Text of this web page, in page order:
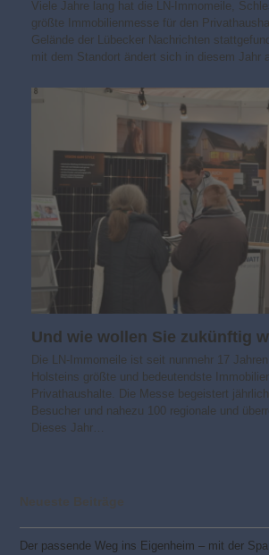
Viele Jahre lang hat die LN-Immomeile,
größte Immobilienmesse für den
Gelände der Lübecker Nachrichten
mit dem Standort ändert sich in diesem Jahr
Und wie wollen Sie zukünftig
Die LN-Immomeile ist seit nunmehr 17
Holsteins größte und bedeutendste
Privathaushalte. Die Messe begeistert
Besucher und nahezu 100 regionale und
Dieses Jahr…
Der passende Weg ins Eigenheim – mit der